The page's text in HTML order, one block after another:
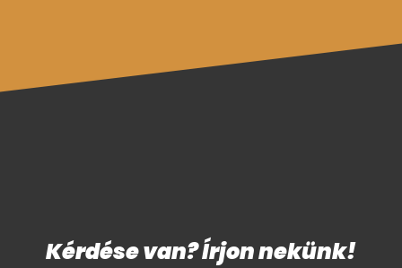
Kérdése van? Írjon nekünk!